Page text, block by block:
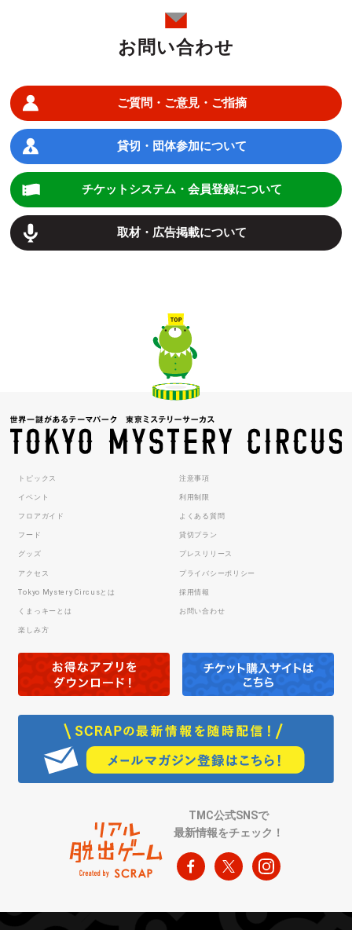
お問い合わせ
ご質問・ご意見・ご指摘
貸切・団体参加について
チケットシステム・会員登録について
取材・広告掲載について
トピックス
イベント
フロアガイド
フード
グッズ
アクセス
Tokyo Mystery Circusとは
くまっキーとは
楽しみ方
注意事項
利用制限
よくある質問
貸切プラン
プレスリリース
プライバシーポリシー
採用情報
お問い合わせ
TMC公式SNSで
最新情報をチェック！